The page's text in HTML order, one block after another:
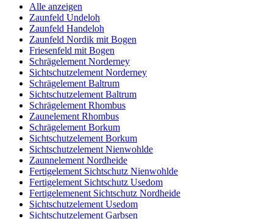
Alle anzeigen
Zaunfeld Undeloh
Zaunfeld Handeloh
Zaunfeld Nordik mit Bogen
Friesenfeld mit Bogen
Schrägelement Norderney
Sichtschutzelement Norderney
Schrägelement Baltrum
Sichtschutzelement Baltrum
Schrägelement Rhombus
Zaunelement Rhombus
Schrägelement Borkum
Sichtschutzelement Borkum
Sichtschutzelement Nienwohlde
Zaunnelement Nordheide
Fertigelement Sichtschutz Nienwohlde
Fertigelement Sichtschutz Usedom
Fertigelemenent Sichtschutz Nordheide
Sichtschutzelement Usedom
Sichtschutzelement Garbsen